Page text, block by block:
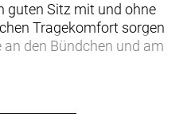
guten Sitz mit und ohne
Tragekomfort sorgen
den Bündchen und am